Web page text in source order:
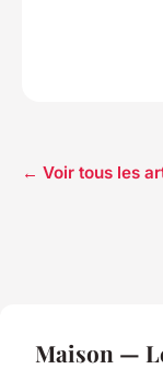
← Voir tous les
Maison —